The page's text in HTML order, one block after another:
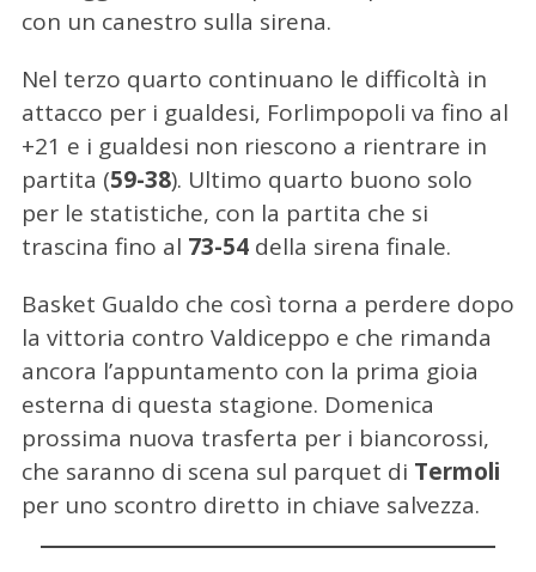
con un canestro sulla sirena.
Nel terzo quarto continuano le difficoltà in
attacco per i gualdesi, Forlimpopoli va fino al
+21 e i gualdesi non riescono a rientrare in
partita (59-38). Ultimo quarto buono solo
per le statistiche, con la partita che si
trascina fino al 73-54 della sirena finale.
Basket Gualdo che così torna a perdere dopo
la vittoria contro Valdiceppo e che rimanda
ancora l’appuntamento con la prima gioia
esterna di questa stagione. Domenica
prossima nuova trasferta per i biancorossi,
che saranno di scena sul parquet di Termoli
per uno scontro diretto in chiave salvezza.